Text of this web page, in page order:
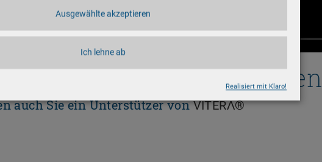
der Oberschenkel dehnen
auch Sie ein Unterstützer vonVITERΛ®
Ich lehne ab
Ausgewählte akzeptieren
Realisiert mit Klaro!